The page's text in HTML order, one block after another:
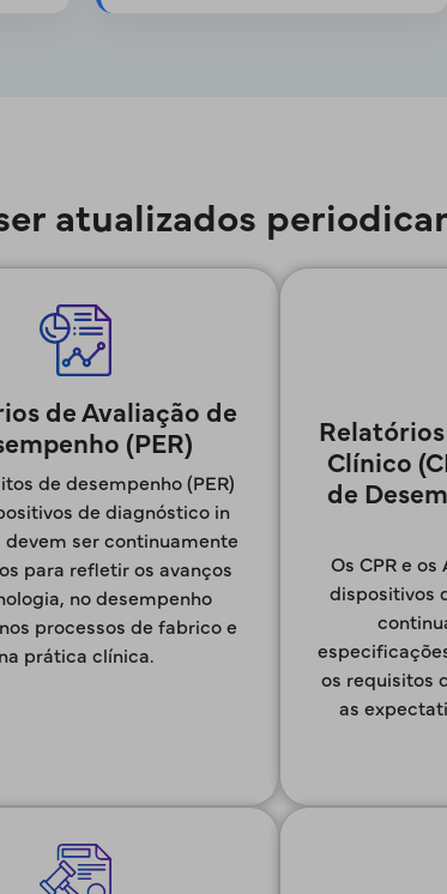
atualizados
de Avaliação de
(PER)
de desempenho (PER)
de diagnóstico in
devem ser continuamente
para refletir os avanços
no desempenho
processos de fabrico e
na prática clínica.
Clínico
de
Os CPR e
dispositivos
os requisitos
as